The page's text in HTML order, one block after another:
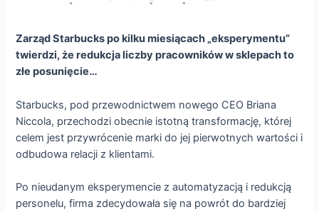
Zarząd Starbucks po kilku miesiącach „eksperymentu”
twierdzi, że redukcja liczby pracowników w sklepach to
złe posunięcie…
Starbucks, pod przewodnictwem nowego CEO Briana
Niccola, przechodzi obecnie istotną transformację, której
celem jest przywrócenie marki do jej pierwotnych wartości i
odbudowa relacji z klientami.
Po nieudanym eksperymencie z automatyzacją i redukcją
personelu, firma zdecydowała się na powrót do bardziej